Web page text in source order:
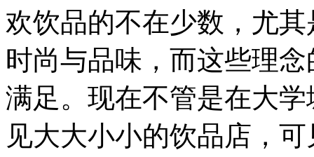
欢饮品的不在少数，尤
时尚与品味，而这些理
满足。现在不管是在大
见大大小小的饮品店，